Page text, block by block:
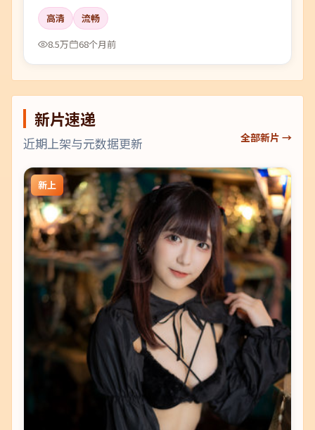
高清
流畅
8.5万
68个月前
新片速递
近期上架与元数据更新 全部新片 →
新上